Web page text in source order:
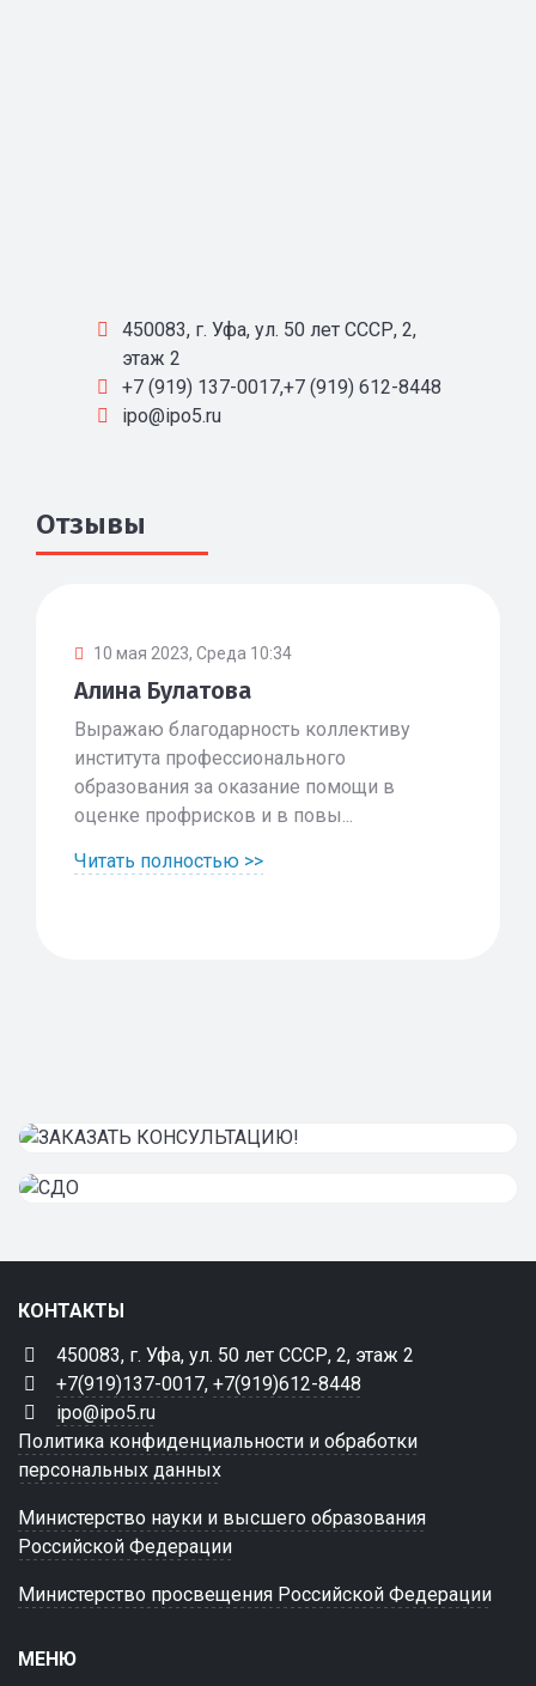
450083, г. Уфа, ул. 50 лет СССР, 2,
этаж 2
+7 (919) 137-0017,+7 (919) 612-8448
ipo@ipo5.ru
Отзывы
10 мая 2023, Среда 10:34
Алина Булатова
Выражаю благодарность коллективу
института профессионального
образования за оказание помощи в
оценке профрисков и в повы...
Читать полностью >>
КОНТАКТЫ
450083, г. Уфа, ул. 50 лет СССР, 2, этаж 2
+7(919)137-0017, +7(919)612-8448
ipo@ipo5.ru
Политика конфиденциальности и обработки
персональных данных
Министерство науки и высшего образования
Российской Федерации
Министерство просвещения Российской Федерации
МЕНЮ